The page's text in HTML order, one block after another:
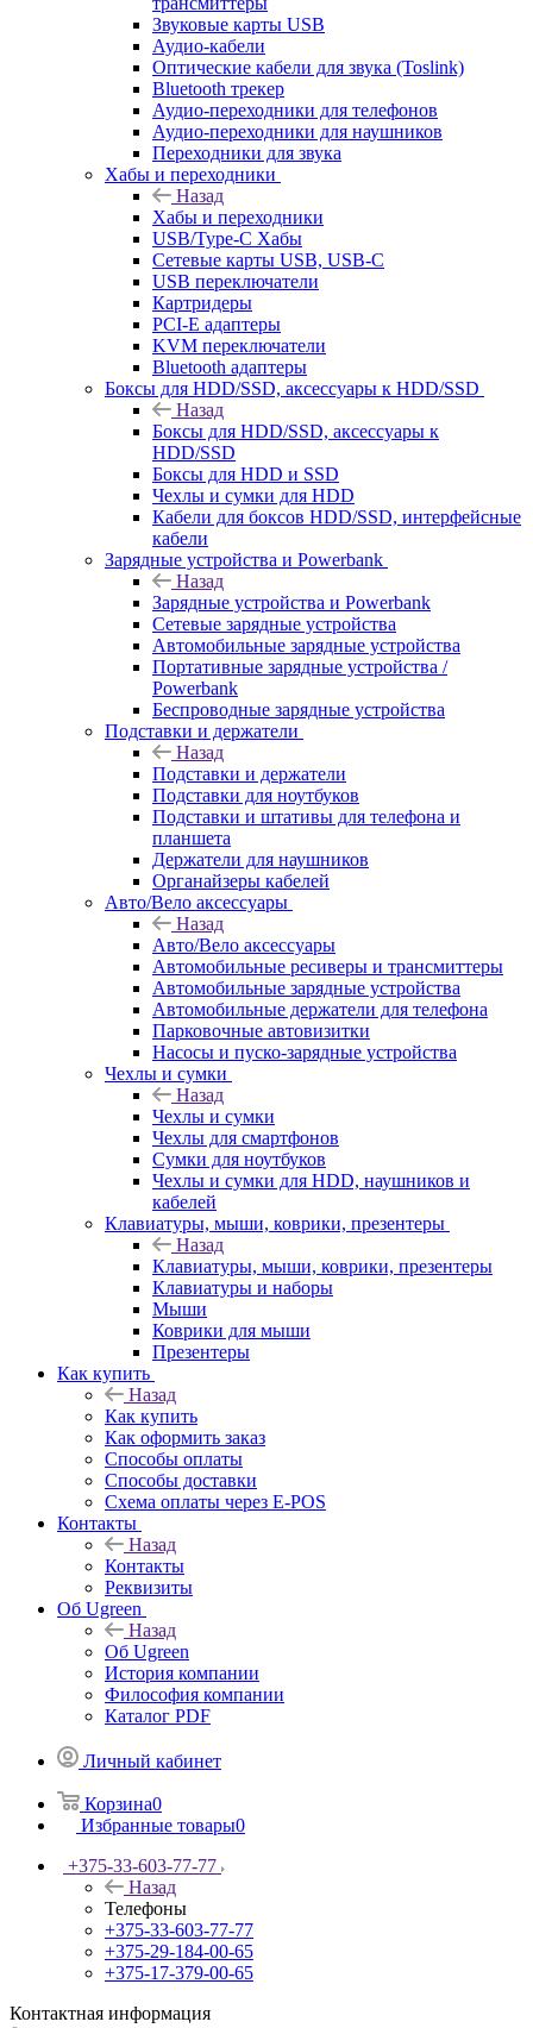
Звуковые карты USB
Аудио-кабели
Оптические кабели для звука (Toslink)
Bluetooth трекер
Аудио-переходники для телефонов
Аудио-переходники для наушников
Переходники для звука
Хабы и переходники
Назад
Хабы и переходники
USB/Type-C Хабы
Сетевые карты USB, USB-C
USB переключатели
Картридеры
PCI-E адаптеры
KVM переключатели
Bluetooth адаптеры
Боксы для HDD/SSD, аксессуары к HDD/SSD
Назад
Боксы для HDD/SSD, аксессуары к
HDD/SSD
Боксы для HDD и SSD
Чехлы и сумки для HDD
Кабели для боксов HDD/SSD, интерфейсные
кабели
Зарядные устройства и Powerbank
Назад
Зарядные устройства и Powerbank
Сетевые зарядные устройства
Автомобильные зарядные устройства
Портативные зарядные устройства /
Powerbank
Беспроводные зарядные устройства
Подставки и держатели
Назад
Подставки и держатели
Подставки для ноутбуков
Подставки и штативы для телефона и
планшета
Держатели для наушников
Органайзеры кабелей
Авто/Вело аксессуары
Назад
Авто/Вело аксессуары
Автомобильные ресиверы и трансмиттеры
Автомобильные зарядные устройства
Автомобильные держатели для телефона
Парковочные автовизитки
Насосы и пуско-зарядные устройства
Чехлы и сумки
Назад
Чехлы и сумки
Чехлы для смартфонов
Сумки для ноутбуков
Чехлы и сумки для HDD, наушников и
кабелей
Клавиатуры, мыши, коврики, презентеры
Назад
Клавиатуры, мыши, коврики, презентеры
Клавиатуры и наборы
Мыши
Коврики для мыши
Презентеры
Как купить
Назад
Как купить
Как оформить заказ
Способы оплаты
Способы доставки
Схема оплаты через E-POS
Контакты
Назад
Контакты
Реквизиты
Об Ugreen
Назад
Об Ugreen
История компании
Философия компании
Каталог PDF
Личный кабинет
Корзина0
Избранные товары0
+375-33-603-77-77
Назад
Телефоны
+375-33-603-77-77
+375-29-184-00-65
+375-17-379-00-65
Контактная информация